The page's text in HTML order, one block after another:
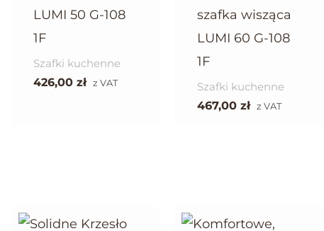
LUMI 50 G-108
1F
Szafki kuchenne
426,00zł z VAT
szafka wisząca
LUMI 60 G-108
1F
Szafki kuchenne
467,00 zł z VAT